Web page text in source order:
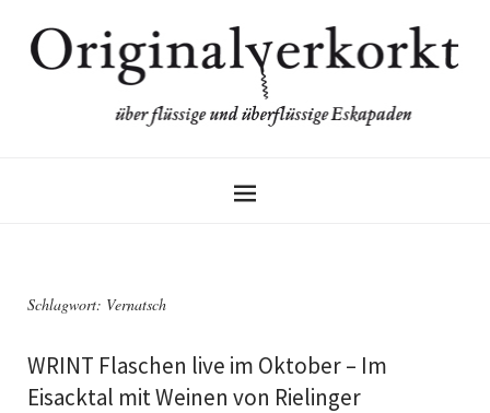
Schlagwort: Vernatsch
WRINT Flaschen live im Oktober – Im
Eisacktal mit Weinen von Rielinger